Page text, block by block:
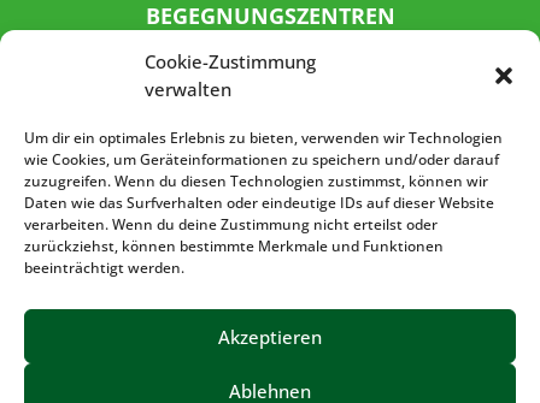
Cookie-Zustimmung
verwalten
Um dir ein optimales Erlebnis zu bieten, verwenden wir Technologien
wie Cookies, um Geräteinformationen zu speichern und/oder darauf
zuzugreifen. Wenn du diesen Technologien zustimmst, können wir
Daten wie das Surfverhalten oder eindeutige IDs auf dieser Website
verarbeiten. Wenn du deine Zustimmung nicht erteilst oder
zurückziehst, können bestimmte Merkmale und Funktionen
beeinträchtigt werden.
Akzeptieren
Ablehnen
BEGEGNUNGSZENTREN
KINDER UND JUGEND
KONTAKT
SPENDENKONTO
Sozialbank
IBAN: DE72 3702 0500 0001 5520 00
IMPRESSUM